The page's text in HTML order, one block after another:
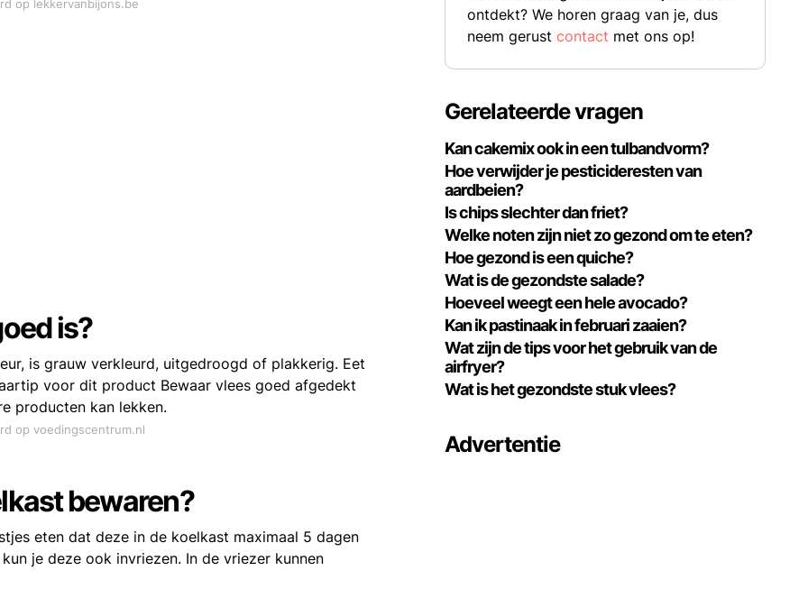
op lekkervanbijons.be
is?
is grauw verkleurd, uitgedroogd of plakkerig. Eet
voor dit product Bewaar vlees goed afgedekt
producten kan lekken.
op voedingscentrum.nl
bewaren?
eten dat deze in de koelkast maximaal 5 dagen
je deze ook invriezen. In de vriezer kunnen
ontdekt? We horen graag van je, dus
neem gerustcontact met ons op!
Gerelateerde vragen
Kan cakemix ook in een tulbandvorm?
Hoe verwijder je pesticideresten van
aardbeien?
Is chips slechter dan friet?
Welke noten zijn niet zo gezond om te eten?
Hoe gezond is een quiche?
Wat is de gezondste salade?
Hoeveel weegt een hele avocado?
Kan ik pastinaak in februari zaaien?
Wat zijn de tips voor het gebruik van de
airfryer?
Wat is het gezondste stuk vlees?
Advertentie